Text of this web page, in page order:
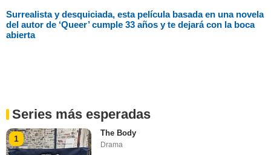
Surrealista y desquiciada, esta película basada en una novela
del autor de ‘Queer’ cumple 33 años y te dejará con la boca
abierta
Series más esperadas
1
The Body
Drama